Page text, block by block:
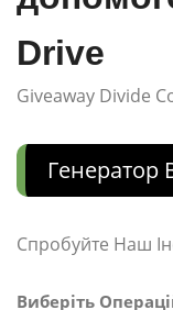
Drive
Giveaway Divide
Генератор
Спробуйте Наш
Виберіть